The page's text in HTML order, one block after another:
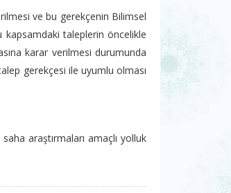
ve bu gerekçenin Bilimsel
kapsamdaki taleplerin öncelikle
karar verilmesi durumunda
gerekçesi ile uyumlu olması
araştırmaları amaçlı yolluk